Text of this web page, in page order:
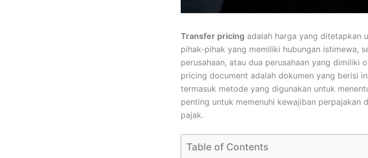
Transfer pricing adalah harga yang ditetapkan
pihak-pihak yang memiliki hubungan istimewa,
perusahaan, atau dua perusahaan yang dimiliki
pricing document adalah dokumen yang berisi
termasuk metode yang digunakan untuk
penting untuk memenuhi kewajiban perpajakan
pajak.
Table of Contents